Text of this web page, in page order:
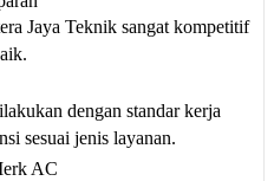
Jaya Teknik sangat kompetitif
dengan standar kerja
sesuai jenis layanan.
AC